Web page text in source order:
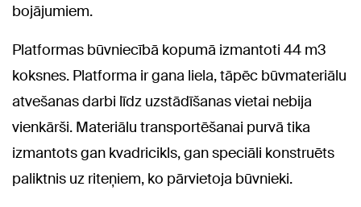
bojājumiem.
Platformas būvniecībā kopumā izmantoti 44 m3
koksnes. Platforma ir gana liela, tāpēc būvmateriālu
atvešanas darbi līdz uzstādīšanas vietai nebija
vienkārši. Materiālu transportēšanai purvā tika
izmantots gan kvadricikls, gan speciāli konstruēts
paliktnis uz riteņiem, ko pārvietoja būvnieki.